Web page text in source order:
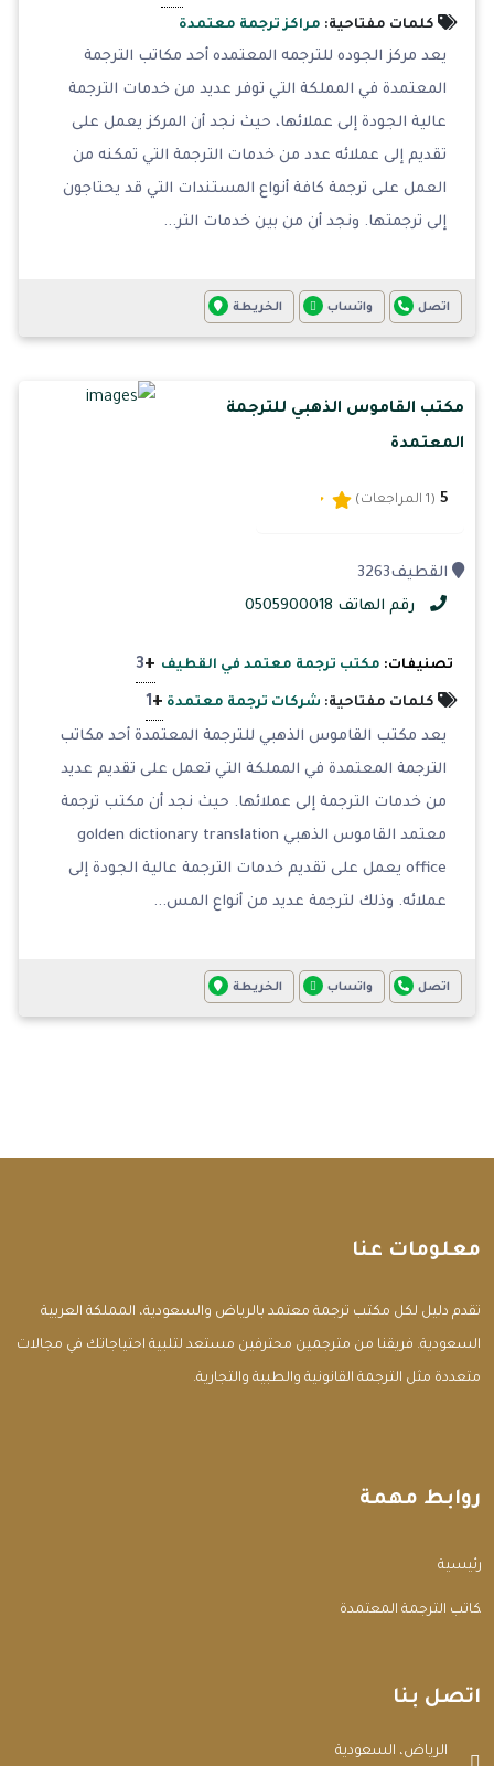
كلمات مفتاحية: مراكز ترجمة معتمدة
يعد مركز الجوده للترجمه المعتمده أحد مكاتب الترجمة
المعتمدة في المملكة التي توفر عديد من خدمات الترجمة
عالية الجودة إلى عملائها، حيث نجد أن المركز يعمل على
تقديم إلى عملائه عدد من خدمات الترجمة التي تمكنه من
العمل على ترجمة كافة أنواع المستندات التي قد يحتاجون
إلى ترجمتها. ونجد أن من بين خدمات التر...
اتصل واتساب الخريطة
مكتب القاموس الذهبي للترجمة
المعتمدة
5 (1 المراجعات)
القطيف‎ 3263
رقم الهاتف 0505900018
تصنيفات: مكتب ترجمة معتمد في القطيف +
3
كلمات مفتاحية: شركات ترجمة معتمدة +
1
يعد مكتب القاموس الذهبي للترجمة المعتمدة أحد مكاتب
الترجمة المعتمدة في المملكة التي تعمل على تقديم عديد
من خدمات الترجمة إلى عملائها. حيث نجد أن مكتب ترجمة
معتمد القاموس الذهبي golden dictionary translation
office يعمل على تقديم خدمات الترجمة عالية الجودة إلى
عملائه. وذلك لترجمة عديد من أنواع المس...
اتصل واتساب الخريطة
معلومات عنا
تقدم دليل لكل مكتب ترجمة معتمد بالرياض والسعودية، المملكة العربية
السعودية. فريقنا من مترجمين محترفين مستعد لتلبية احتياجاتك في مجالات
متعددة مثل الترجمة القانونية والطبية والتجارية.
روابط مهمة
الرئيسية
مكاتب الترجمة المعتمدة
اتصل بنا
الرياض، السعودية